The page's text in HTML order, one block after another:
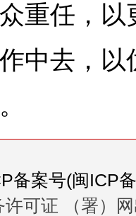
重任，
中去，
备案号(闽ICP
许可证 （署）